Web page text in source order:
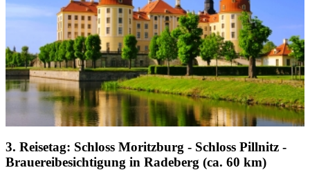
3. Reisetag: Schloss Moritzburg - Schloss Pillnitz -
Brauereibesichtigung in Radeberg (ca. 60 km)